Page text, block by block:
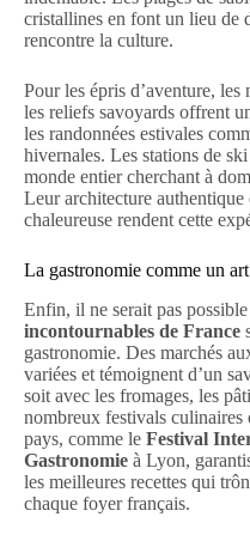
cristallines en font un lieu de
rencontre la culture.
Pour les épris d’aventure, les
les reliefs savoyards offrent
les randonnées estivales
hivernales. Les stations de
monde entier cherchant à
Leur architecture authentique
chaleureuse rendent cette
La gastronomie comme un
Enfin, il ne serait pas
incontournables de France
gastronomie. Des marchés
variées et témoignent d’un
soit avec les fromages, les
nombreux festivals culinaires
pays, comme le Festival
Gastronomie à Lyon,
les meilleures recettes qui
chaque foyer français.